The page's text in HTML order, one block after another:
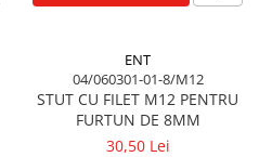
ENT
04/060301-01-8/M12
STUT CU FILET M12 PENTRU
FURTUN DE 8MM
30,50 Lei